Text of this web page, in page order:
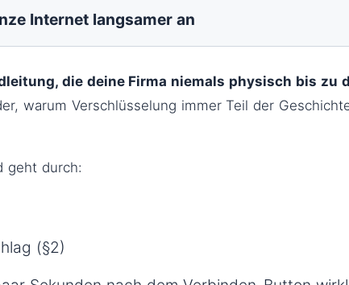
Internet langsamer an
die deine Firma niemals physisch bis zu
warum Verschlüsselung immer Teil der
geht durch:
(§2)